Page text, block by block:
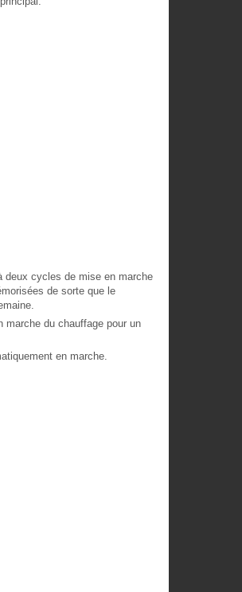
deux cycles de mise en marche
de sorte que le
marche du chauffage pour un
en marche.